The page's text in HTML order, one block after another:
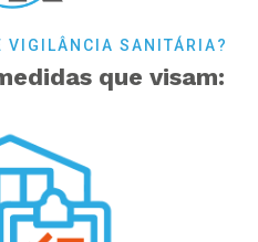
VIGILÂNCIA SANITÁRIA?
que visam: